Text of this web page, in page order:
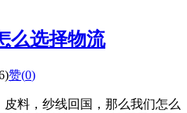
么选择物流
赞(0)
料，纱线回国，那么我们怎么